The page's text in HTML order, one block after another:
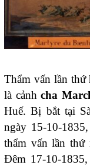
Thẩm vấn lần thứ
là cảnhcha
Huế. Bị bắt tại
ngày 15-10-
thẩm vấn lần thứ
Đêm 17-10-